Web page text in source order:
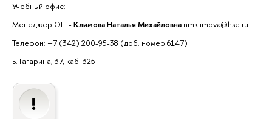
Учебный офис:
Менеджер ОП - Климова Наталья Михайловна nmklimova@hse.ru
Телефон: +7 (342) 200-95-38 (доб. номер 6147)
Б. Гагарина, 37, каб. 325